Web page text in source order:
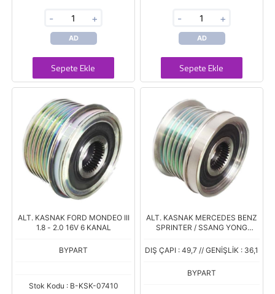
- +
AD
Sepete Ekle
- +
AD
Sepete Ekle
ALT. KASNAK FORD MONDEO III
1.8 - 2.0 16V 6 KANAL
BYPART
Stok Kodu : B-KSK-07410
ALT. KASNAK MERCEDES BENZ
SPRINTER / SSANG YONG
RODIUS 6 KANAL
DIŞ ÇAPI : 49,7 // GENİŞLİK : 36,1
BYPART